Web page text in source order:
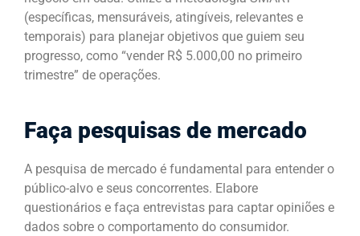
(específicas, mensuráveis, atingíveis, relevantes e
temporais) para planejar objetivos que guiem seu
progresso, como “vender R$ 5.000,00 no primeiro
trimestre” de operações.
Faça pesquisas de mercado
A pesquisa de mercado é fundamental para entender o
público-alvo e seus concorrentes. Elabore
questionários e faça entrevistas para captar opiniões e
dados sobre o comportamento do consumidor.